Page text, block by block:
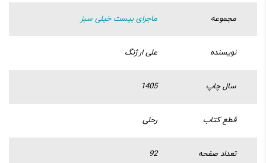
مجموعه ماجرای بیست خیلی سبز
نویسنده علی ارژنگ
سال چاپ 1405
قطع کتاب رحلی
تعداد صفحه 92